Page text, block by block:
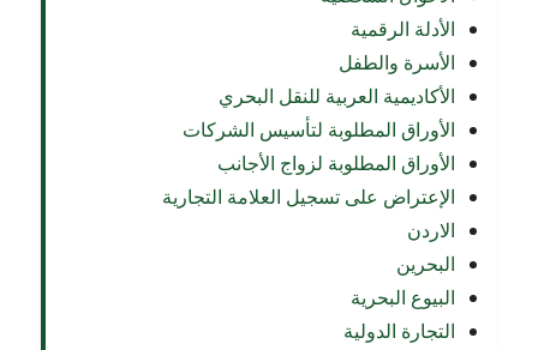
الأدلة الرقمية
الأسرة والطفل
الأكاديمية العربية للنقل البحري
الأوراق المطلوبة لتأسيس الشركات
الأوراق المطلوبة لزواج الأجانب
الإعتراض على تسجيل العلامة التجارية
الاردن
البحرين
البيوع البحرية
التجارة الدولية